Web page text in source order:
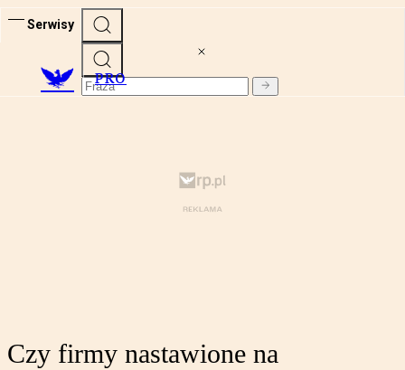
Serwisy
PRO
Czy firmy nastawione na